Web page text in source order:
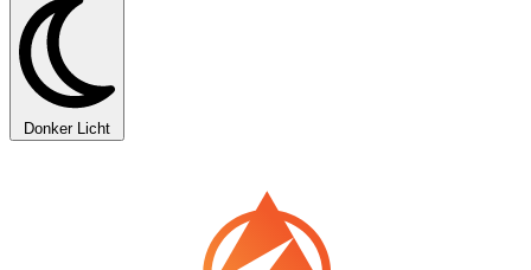
Donker Licht